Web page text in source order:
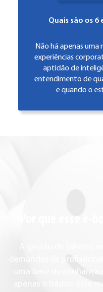
Quais são os
Não há apenas uma
experiências
aptidão de
entendimento de
e quando o